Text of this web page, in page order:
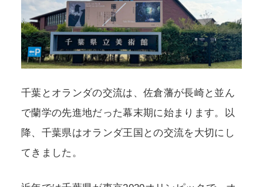
千葉とオランダの交流は、佐倉藩が長崎と並ん
で蘭学の先進地だった幕末期に始まります。以
降、千葉県はオランダ王国との交流を大切にし
てきました。